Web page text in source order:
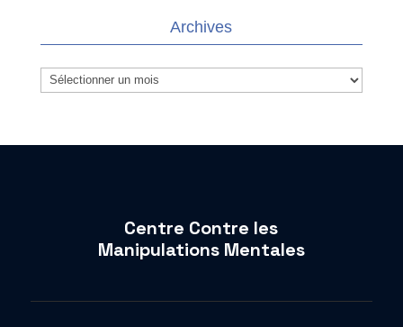
Archives
Archives
Centre Contre les
Manipulations Mentales